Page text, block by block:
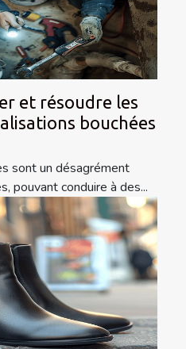
et résoudre les
bouchées
sont un désagrément
pouvant conduire à des...